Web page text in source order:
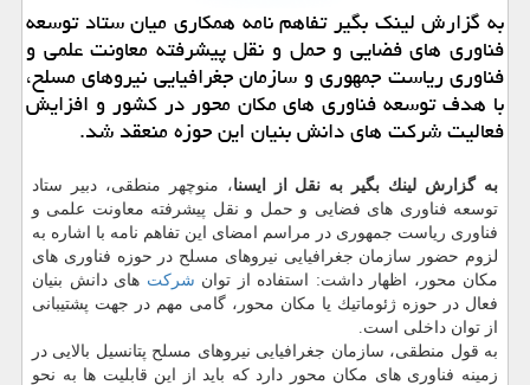
به گزارش لینك بگیر تفاهم نامه همكاری میان ستاد توسعه
فناوری های فضایی و حمل و نقل پیشرفته معاونت علمی و
فناوری ریاست جمهوری و سازمان جغرافیایی نیروهای مسلح،
با هدف توسعه فناوری های مكان محور در كشور و افزایش
فعالیت شركت های دانش بنیان این حوزه منعقد شد.
به گزارش لینك بگیر به نقل از ایسنا، منوچهر منطقی، دبیر ستاد
توسعه فناوری های فضایی و حمل و نقل پیشرفته معاونت علمی و
فناوری ریاست جمهوری در مراسم امضای این تفاهم نامه با اشاره به
لزوم حضور سازمان جغرافیایی نیروهای مسلح در حوزه فناوری های
مكان محور، اظهار داشت: استفاده از توان شركت های دانش بنیان
فعال در حوزه ژئوماتیك یا مكان محور، گامی مهم در جهت پشتیبانی
از توان داخلی است.
به قول منطقی، سازمان جغرافیایی نیروهای مسلح پتانسیل بالایی در
زمینه فناوری های مكان محور دارد كه باید از این قابلیت ها به نحو